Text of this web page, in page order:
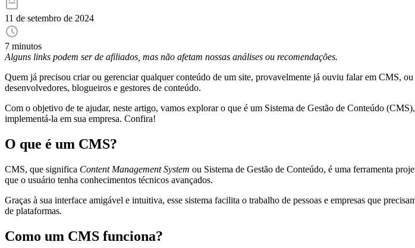
11 de setembro de 2024
7 minutos
Alguns links podem ser de afiliados, mas não afetam nossas análises ou recomendações.
Quem já precisou criar ou gerenciar qualquer conteúdo de um site, provavelmente já ouviu falar em CMS,
desenvolvedores, blogueiros e gestores de conteúdo.
Com o objetivo de te ajudar, neste artigo, vamos explorar o que é um Sistema de Gestão de Conteúdo
implementá-la em sua empresa. Confira!
O que é um CMS?
CMS, que significa Content Management System ou Sistema de Gestão de Conteúdo, é uma ferramenta
que o usuário tenha conhecimentos técnicos avançados.
Graças à sua interface amigável e intuitiva, esse sistema facilita o trabalho de pessoas e empresas que
de plataformas.
Como um CMS funciona?